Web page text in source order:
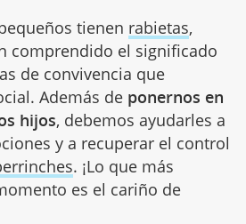
tienen rabietas,
comprendido el significado
de convivencia que
Además de ponernos en
hijos, debemos ayudarles a
y a recuperar el control
. ¡Lo que más
es el cariño de